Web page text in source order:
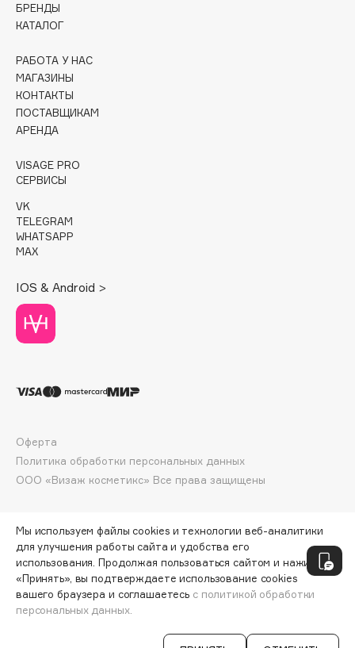
CosRX
Cottolina
Crescina
Cunzite
Curaprox
D
DABO
DARLING*
Darphin
Davines
Deonica
Dessange
Dior
Dolce & Gabbana
Dorco
DP Daily Perfection
Dr. Vranjes Firenze
Dr.Ceuracle
Dr.Jart+
DSD de Luxe
Dyson
СООБЩИТЬ О ПОСТУПЛЕНИИ
БРЕНДЫ
КАТАЛОГ
РАБОТА У НАС
МАГАЗИНЫ
КОНТАКТЫ
ПОСТАВЩИКАМ
АРЕНДА
VISAGE PRO
СЕРВИСЫ
VK
TELEGRAM
WHATSAPP
MAX
IOS & Android >
ООО «Визаж косметикс» Все права защищены
Оферта
Политика обработки персональных данных
Мы используем файлы cookies и технологии веб-аналитики
для улучшения работы сайта и удобства его
использования. Продолжая пользоваться сайтом и нажимая
«Принять», вы подтверждаете использование cookies
вашего браузера и соглашаетесь с политикой обработки
персональных данных.